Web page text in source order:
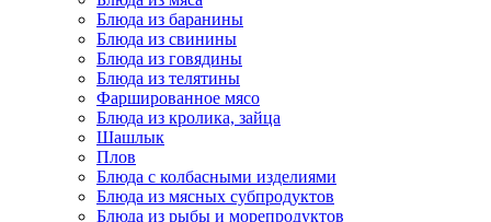
Блюда из баранины
Блюда из свинины
Блюда из говядины
Блюда из телятины
Фаршированное мясо
Блюда из кролика, зайца
Шашлык
Плов
Блюда с колбасными изделиями
Блюда из мясных субпродуктов
Блюда из рыбы и морепродуктов